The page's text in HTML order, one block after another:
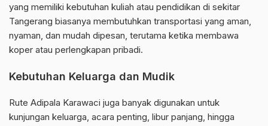
yang memiliki kebutuhan kuliah atau pendidikan di sekitar
Tangerang biasanya membutuhkan transportasi yang aman,
nyaman, dan mudah dipesan, terutama ketika membawa
koper atau perlengkapan pribadi.
Kebutuhan Keluarga dan Mudik
Rute Adipala Karawaci juga banyak digunakan untuk
kunjungan keluarga, acara penting, libur panjang, hingga